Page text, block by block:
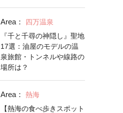
Area：
四万温泉
『千と千尋の神隠し』聖地
17選：油屋のモデルの温
泉旅館・トンネルや線路の
場所は？
Area：
熱海
【熱海の食べ歩きスポット